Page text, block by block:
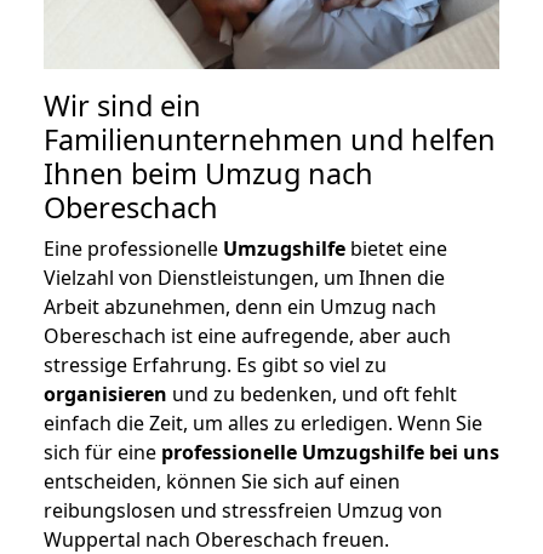
Wir sind ein
Familienunternehmen und helfen
Ihnen beim Umzug nach
Obereschach
Eine professionelle Umzugshilfe bietet eine
Vielzahl von Dienstleistungen, um Ihnen die
Arbeit abzunehmen, denn ein Umzug nach
Obereschach ist eine aufregende, aber auch
stressige Erfahrung. Es gibt so viel zu
organisieren und zu bedenken, und oft fehlt
einfach die Zeit, um alles zu erledigen. Wenn Sie
sich für eine professionelle Umzugshilfe bei uns
entscheiden, können Sie sich auf einen
reibungslosen und stressfreien Umzug von
Wuppertal nach Obereschach freuen.